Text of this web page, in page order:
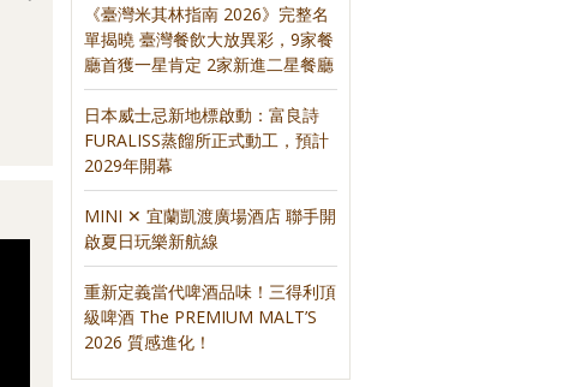
《日日三餐，早 ‧ 午 ‧
晚》‧ 寫樂文化
《紅茶經》‧ 寫樂文化
《臺灣米其林指南 2026》完整名
單揭曉 臺灣餐飲大放異彩，9家餐
廳首獲一星肯定 2家新進二星餐廳
日本威士忌新地標啟動：富良詩
FURALISS蒸餾所正式動工，預計
2029年開幕
MINI ✕ 宜蘭凱渡廣場酒店 聯手開
啟夏日玩樂新航線
重新定義當代啤酒品味！三得利頂
級啤酒 The PREMIUM MALT’S
2026 質感進化！